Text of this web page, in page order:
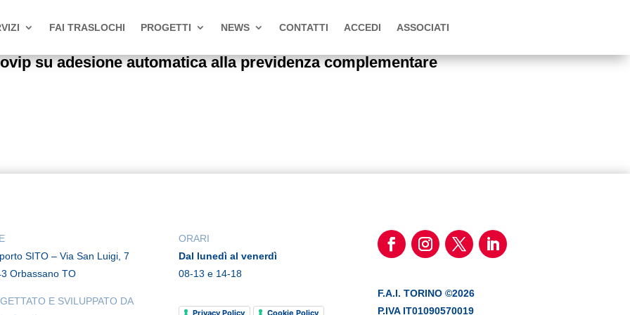
FAI TRASLOCHI PROGETTI NEWS CONTATTI ACCEDI ASSOCIATI
su adesione automatica alla previdenza complementare
SITO – Via San Luigi, 7
Orbassano TO
E SVILUPPATO DA
ORARI
Dal lunedì al venerdì
08-13 e 14-18
Privacy Policy Cookie Policy
F.A.I. TORINO ©2026
P.IVA IT01090570019